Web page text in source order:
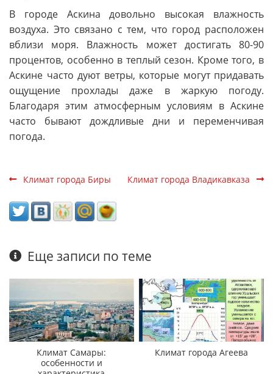
В городе Аскина довольно высокая влажность
воздуха. Это связано с тем, что город расположен
вблизи моря. Влажность может достигать 80-90
процентов, особенно в теплый сезон. Кроме того, в
Аскине часто дуют ветры, которые могут придавать
ощущение прохлады даже в жаркую погоду.
Благодаря этим атмосферным условиям в Аскине
часто бывают дождливые дни и переменчивая
погода.
Климат города Биры Климат города Владикавказа
Еще записи по теме
Климат Самары:
особенности и
Климат города Агеева